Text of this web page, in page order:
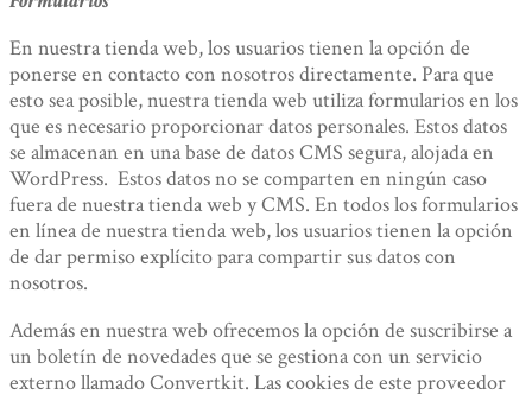
En nuestra tienda web, los usuarios tienen la opción de
ponerse en contacto con nosotros directamente. Para que
esto sea posible, nuestra tienda web utiliza formularios en los
que es necesario proporcionar datos personales. Estos datos
se almacenan en una base de datos CMS segura, alojada en
WordPress. Estos datos no se comparten en ningún caso
fuera de nuestra tienda web y CMS. En todos los formularios
en línea de nuestra tienda web, los usuarios tienen la opción
de dar permiso explícito para compartir sus datos con
nosotros.
Además en nuestra web ofrecemos la opción de suscribirse a
un boletín de novedades que se gestiona con un servicio
externo llamado Convertkit. Las cookies de este proveedor